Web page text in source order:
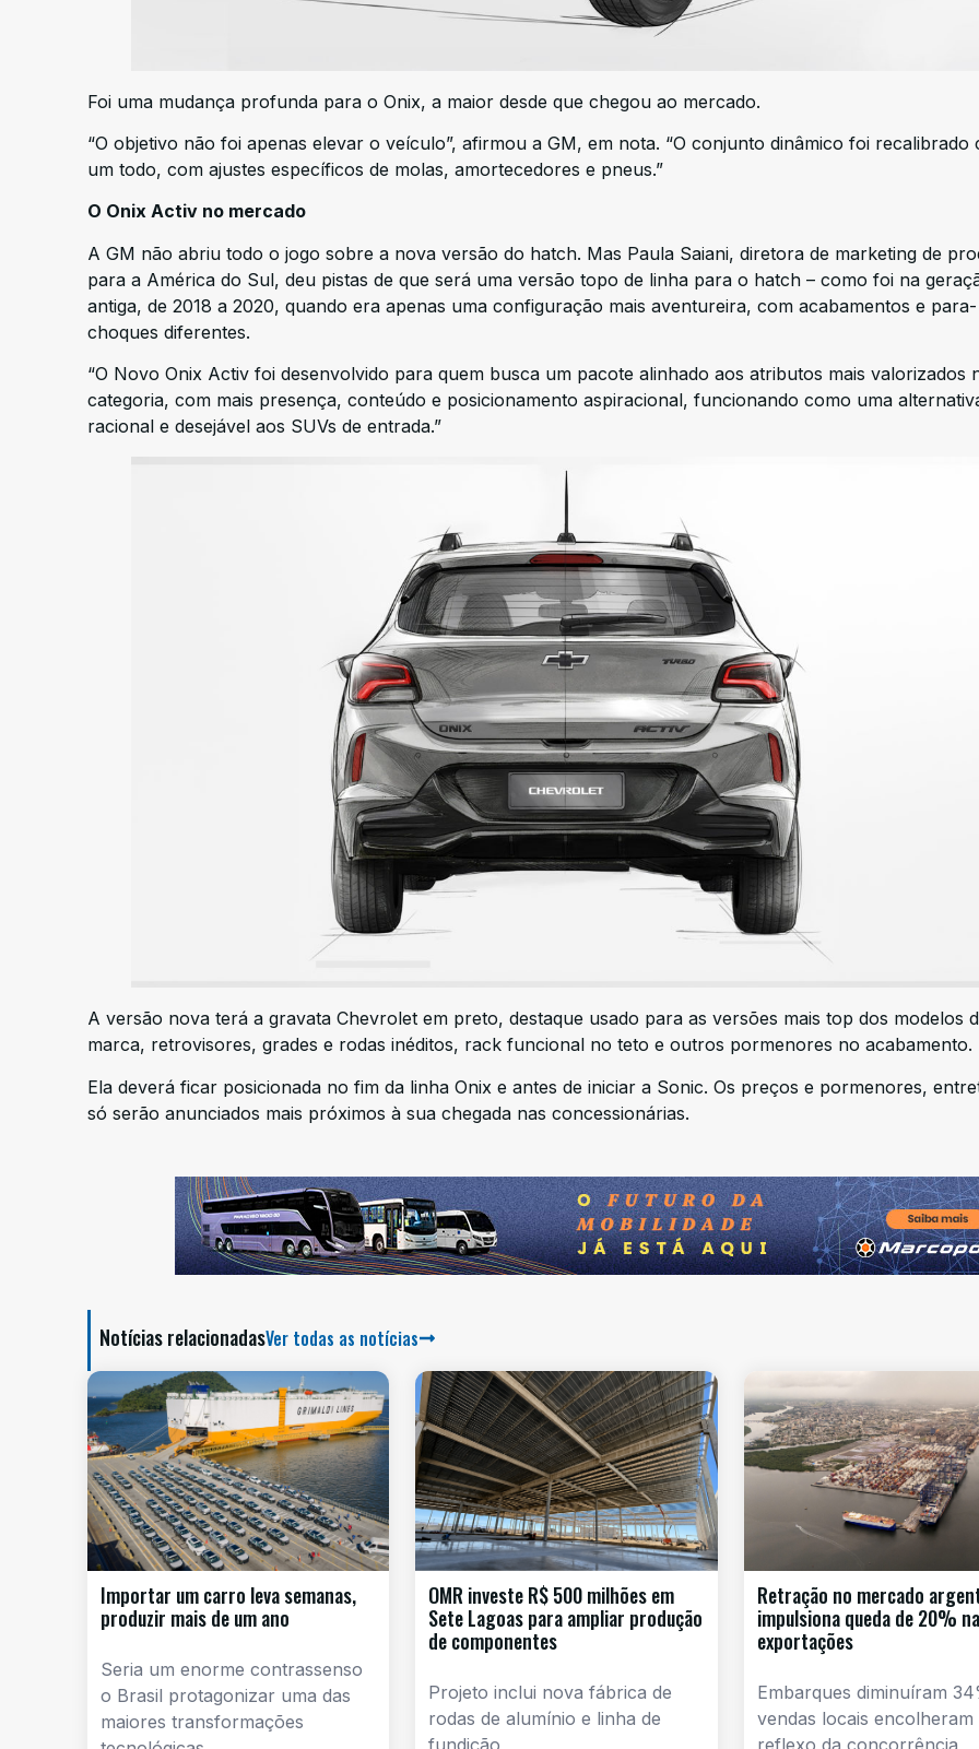
Foi uma mudança profunda para o Onix, a maior desde que chegou ao mercado.
“O objetivo não foi apenas elevar o veículo”, afirmou a GM, em nota. “O conjunto dinâmico foi recalibrado
um todo, com ajustes específicos de molas, amortecedores e pneus.”
O Onix Activ no mercado
A GM não abriu todo o jogo sobre a nova versão do hatch. Mas Paula Saiani, diretora de marketing de
para a América do Sul, deu pistas de que será uma versão topo de linha para o hatch – como foi na
antiga, de 2018 a 2020, quando era apenas uma configuração mais aventureira, com acabamentos e para-
choques diferentes.
“O Novo Onix Activ foi desenvolvido para quem busca um pacote alinhado aos atributos mais valorizados
categoria, com mais presença, conteúdo e posicionamento aspiracional, funcionando como uma
racional e desejável aos SUVs de entrada.”
A versão nova terá a gravata Chevrolet em preto, destaque usado para as versões mais top dos modelos
marca, retrovisores, grades e rodas inéditos, rack funcional no teto e outros pormenores no acabamento.
Ela deverá ficar posicionada no fim da linha Onix e antes de iniciar a Sonic. Os preços e pormenores,
só serão anunciados mais próximos à sua chegada nas concessionárias.
Notícias relacionadasVer todas as notícias
Importar um carro leva semanas,
produzir mais de um ano
Seria um enorme contrassenso
o Brasil protagonizar uma das
maiores transformações
OMR investe R$ 500 milhões em
Sete Lagoas para ampliar produção
de componentes
Projeto inclui nova fábrica de
rodas de alumínio e linha de
fundição,
Retração no mercado
impulsiona queda de 20%
exportações
Embarques diminuíram
vendas locais encolheram
reflexo da concorrência